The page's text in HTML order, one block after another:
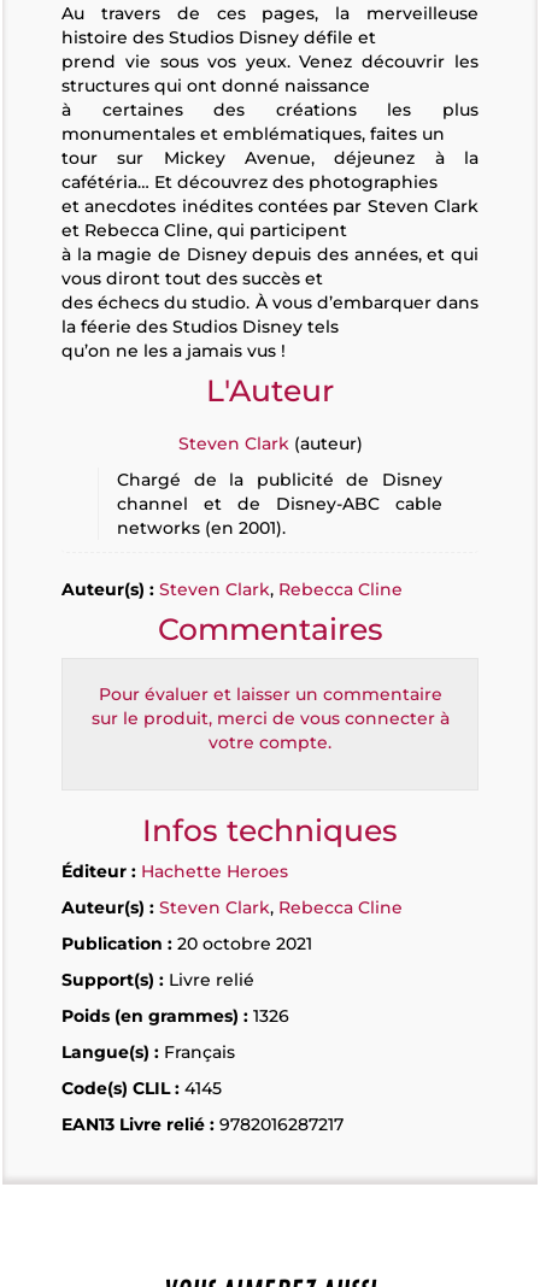
Au travers de ces pages, la merveilleuse
histoire des Studios Disney défile et
prend vie sous vos yeux. Venez découvrir les
structures qui ont donné naissance
à certaines des créations les plus
monumentales et emblématiques, faites un
tour sur Mickey Avenue, déjeunez à la
cafétéria… Et découvrez des photographies
et anecdotes inédites contées par Steven Clark
et Rebecca Cline, qui participent
à la magie de Disney depuis des années, et qui
vous diront tout des succès et
des échecs du studio. À vous d’embarquer dans
la féerie des Studios Disney tels
qu’on ne les a jamais vus !
L'Auteur
Steven Clark(auteur)
Chargé de la publicité de Disney
channel et de Disney-ABC cable
networks (en 2001).
Auteur(s) : Steven Clark, Rebecca Cline
Commentaires
Pour évaluer et laisser un commentaire
sur le produit, merci de vous connecter à
votre compte.
Infos techniques
Éditeur : Hachette Heroes
Auteur(s) : Steven Clark, Rebecca Cline
Publication : 20 octobre 2021
Support(s) : Livre relié
Poids (en grammes) : 1326
Langue(s) : Français
Code(s) CLIL : 4145
EAN13 Livre relié : 9782016287217